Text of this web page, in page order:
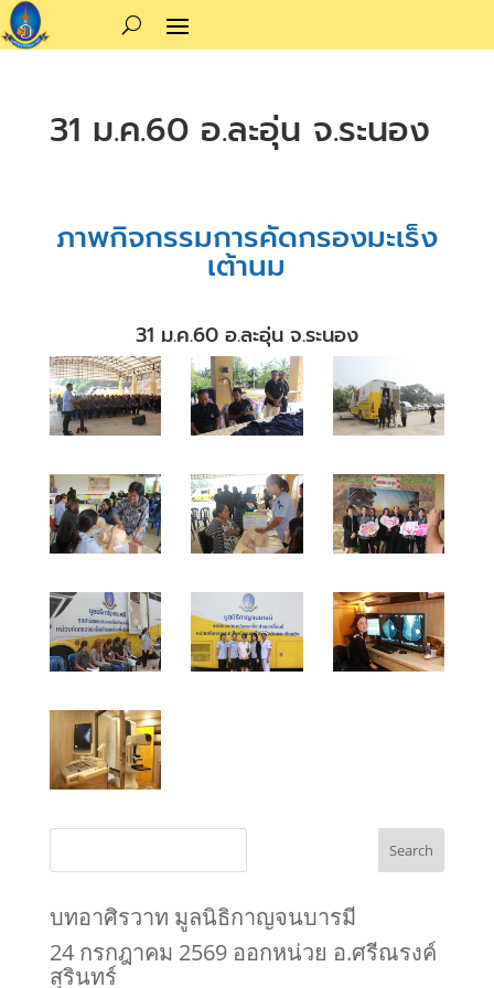
31 ม.ค.60 อ.ละอุ่น จ.ระนอง
ภาพกิจกรรมการคัดกรองมะเร็ง
เต้านม
31 ม.ค.60 อ.ละอุ่น จ.ระนอง
Search
บทอาศิรวาท มูลนิธิกาญจนบารมี
24 กรกฎาคม 2569 ออกหน่วย อ.ศรีณรงค์
สุรินทร์